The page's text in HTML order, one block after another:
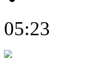
05:23